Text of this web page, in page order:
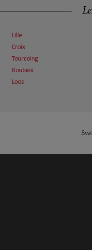
Lille
Croix
Tourcoing
Roubaix
Loos